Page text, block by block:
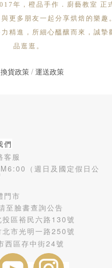
年，橙品手作．廚藝教室 正
更多朋友一起分享烘焙的樂趣
精進，所細心醞釀而來，誠摯
品逛逛。
貨政策/ 運送政策
們
客服
（週日及國定假日公
門市
至臉書查詢公告
投區裕民六路130號
北市光明一路250號
西區存中街24號